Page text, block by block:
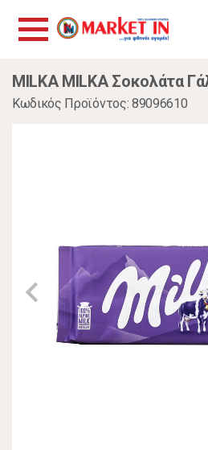
MILKA MILKA Σοκολάτα
Κωδικός Προϊόντος: 89096610